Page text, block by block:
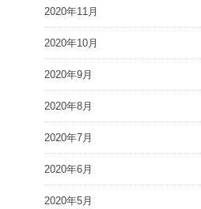
2020年11月
2020年10月
2020年9月
2020年8月
2020年7月
2020年6月
2020年5月